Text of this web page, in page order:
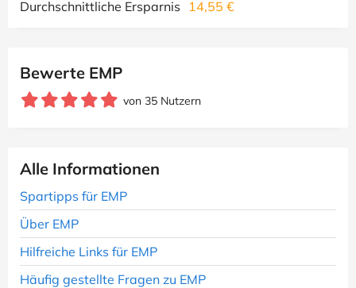
Durchschnittliche Ersparnis 14,55 €
Bewerte EMP
von 35 Nutzern
Alle Informationen
Spartipps für EMP
Über EMP
Hilfreiche Links für EMP
Häufig gestellte Fragen zu EMP